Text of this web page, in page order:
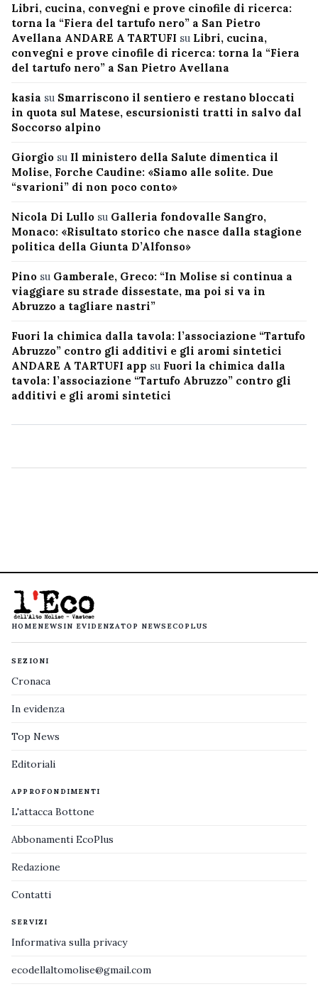
Libri, cucina, convegni e prove cinofile di ricerca:
torna la “Fiera del tartufo nero” a San Pietro
Avellana ANDARE A TARTUFI su Libri, cucina,
convegni e prove cinofile di ricerca: torna la “Fiera
del tartufo nero” a San Pietro Avellana
kasia su Smarriscono il sentiero e restano bloccati
in quota sul Matese, escursionisti tratti in salvo dal
Soccorso alpino
Giorgio su Il ministero della Salute dimentica il
Molise, Forche Caudine: «Siamo alle solite. Due
“svarioni” di non poco conto»
Nicola Di Lullo su Galleria fondovalle Sangro,
Monaco: «Risultato storico che nasce dalla stagione
politica della Giunta D’Alfonso»
Pino su Gamberale, Greco: “In Molise si continua a
viaggiare su strade dissestate, ma poi si va in
Abruzzo a tagliare nastri”
Fuori la chimica dalla tavola: l’associazione “Tartufo
Abruzzo” contro gli additivi e gli aromi sintetici
ANDARE A TARTUFI app su Fuori la chimica dalla
tavola: l’associazione “Tartufo Abruzzo” contro gli
additivi e gli aromi sintetici
HOMENEWS IN EVIDENZATOP NEWS ECOPLUS
SEZIONI
Cronaca
In evidenza
Top News
Editoriali
APPROFONDIMENTI
L'attacca Bottone
Abbonamenti EcoPlus
Redazione
Contatti
SERVIZI
Informativa sulla privacy
ecodellaltomolise@gmail.com